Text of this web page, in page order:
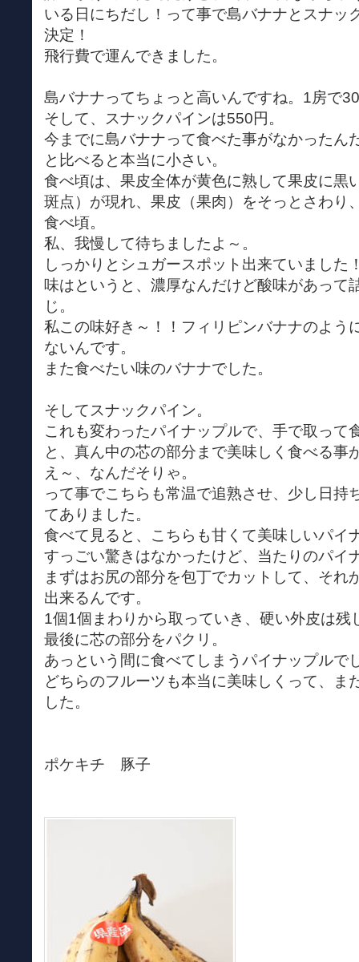
いる日にちだし！って事で島バナナとスナッ
決定！
飛行費で運んできました。
島バナナってちょっと高いんですね。1房で
そして、スナックパインは550円。
今までに島バナナって食べた事がなかったん
と比べると本当に小さい。
食べ頃は、果皮全体が黄色に熟して果皮に黒
斑点）が現れ、果皮（果肉）をそっとさわり
食べ頃。
私、我慢して待ちましたよ～。
しっかりとシュガースポット出来ていました
味はというと、濃厚なんだけど酸味があって
じ。
私この味好き～！！フィリピンバナナのよう
ないんです。
また食べたい味のバナナでした。
そしてスナックパイン。
これも変わったパイナップルで、手で取って
と、真ん中の芯の部分まで美味しく食べる事
え～、なんだそりゃ。
って事でこちらも常温で追熟させ、少し日持
てありました。
食べて見ると、こちらも甘くて美味しいパイ
すっごい驚きはなかったけど、当たりのパイ
まずはお尻の部分を包丁でカットして、それ
出来るんです。
1個1個まわりから取っていき、硬い外皮は残
最後に芯の部分をパクリ。
あっという間に食べてしまうパイナップルで
どちらのフルーツも本当に美味しくって、ま
した。
ポケキチ 豚子